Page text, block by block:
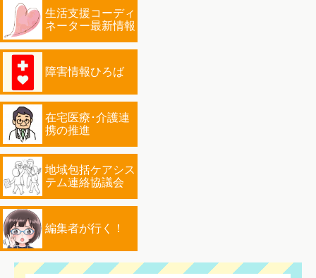
生活支援コーディ
ネーター最新情報
障害情報ひろば
在宅医療･介護連
携の推進
地域包括ケアシス
テム連絡協議会
編集者が行く！